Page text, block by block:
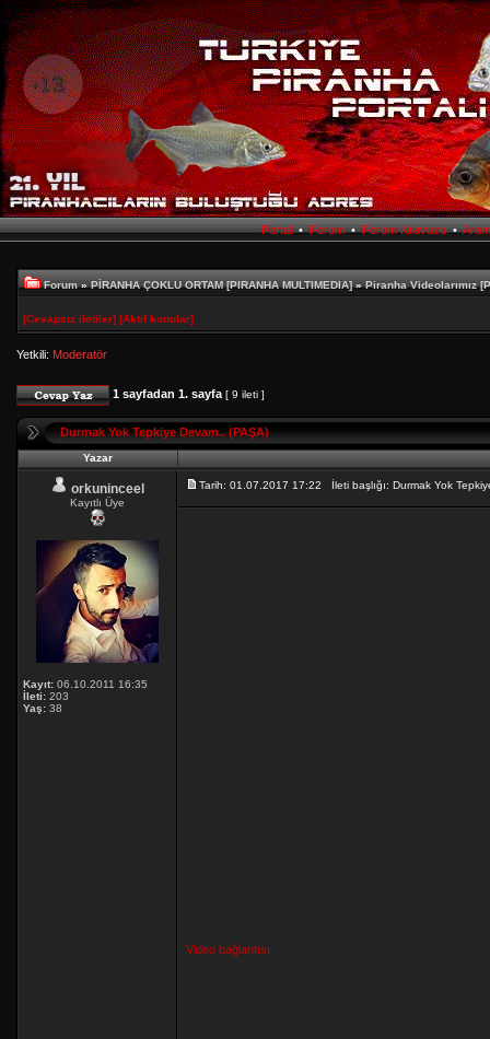
Portal•Forum•Forum Kılavuzu•
Forum»PİRANHA ÇOKLU ORTAM [PIRANHA MULTIMEDIA]»Piranha Videolarımız
[Cevapsız iletiler] [Aktif konular]
Yetkili: Moderatör
1 sayfadan 1. sayfa [ 9 ileti ]
Durmak Yok Tepkiye Devam.. (PAŞA)
Yazar
orkuninceel
Kayıtlı Üye
Kayıt: 06.10.2011 16:35
İleti: 203
Yaş: 38
Tarih: 01.07.2017 17:22 İleti başlığı: Durmak Yok
Video bağlantısı